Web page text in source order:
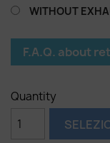
WITHOUT
F.A.Q. about
Quantity